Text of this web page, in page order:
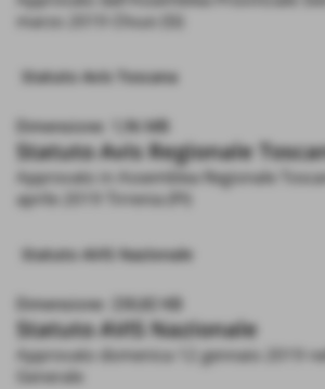
marzo 2019 Chiusi (SI)
Statuto Avis Toscana
Dimensione: 1,96 MB
Statuto Avis Regionale
Approvato in Assemblea Regionale
aprile 2019 Tirrenia (PI)
Statuto AVIS Nazionale
Dimensione: 230,82 KB
Statuto AVIS Nazionale
Approvato domenica 12 gennaio 2019
Generale